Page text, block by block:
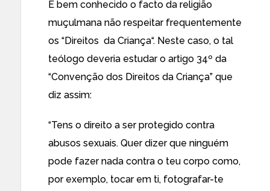
É bem conhecido o facto da religião
muçulmana não respeitar frequentemente
os “Direitos da Criança“. Neste caso, o tal
teólogo deveria estudar o artigo 34º da
“Convenção dos Direitos da Criança” que
diz assim:
“Tens o direito a ser protegido contra
abusos sexuais. Quer dizer que ninguém
pode fazer nada contra o teu corpo como,
por exemplo, tocar em ti, fotografar-te